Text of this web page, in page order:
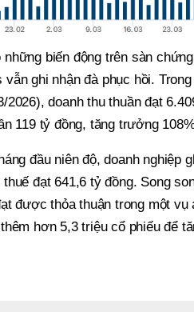
những biến động trên sàn
vẫn ghi nhận đà phục hồi.
2026), doanh thu thuần đạt
119 tỷ đồng, tăng trưởng
đầu niên độ, doanh nghiệp
thuế đạt 641,6 tỷ đồng. Song
được thỏa thuận trong một
hơn 5,3 triệu cổ phiếu để